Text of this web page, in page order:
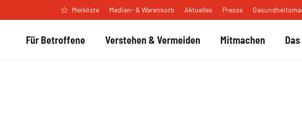
Für Betroffene Verstehen & Vermeiden Mitmachen
Merkliste Medien- & Warenkorb Aktuelles Presse